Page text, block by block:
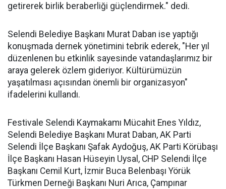
getirerek birlik beraberliği güçlendirmek." dedi.
Selendi Belediye Başkanı Murat Daban ise yaptığı
konuşmada dernek yönetimini tebrik ederek, "Her yıl
düzenlenen bu etkinlik sayesinde vatandaşlarımız bir
araya gelerek özlem gideriyor. Kültürümüzün
yaşatılması açısından önemli bir organizasyon"
ifadelerini kullandı.
Festivale Selendi Kaymakamı Mücahit Enes Yıldız,
Selendi Belediye Başkanı Murat Daban, AK Parti
Selendi İlçe Başkanı Şafak Aydoğuş, AK Parti Körübaşı
İlçe Başkanı Hasan Hüseyin Uysal, CHP Selendi İlçe
Başkanı Cemil Kurt, İzmir Buca Belenbaşı Yörük
Türkmen Derneği Başkanı Nuri Arıca, Çampınar